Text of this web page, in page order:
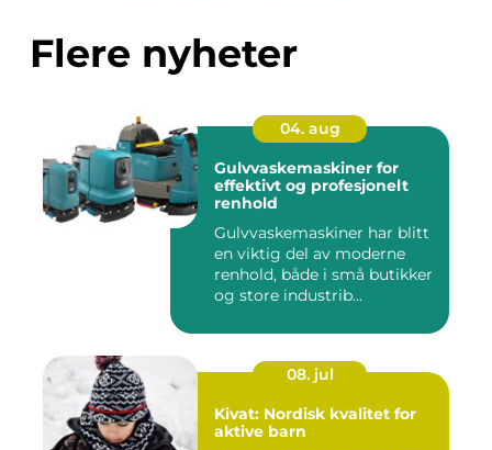
Flere nyheter
04. aug
Gulvvaskemaskiner for
effektivt og profesjonelt
renhold
Gulvvaskemaskiner har blitt
en viktig del av moderne
renhold, både i små butikker
og store industrib...
08. jul
Kivat: Nordisk kvalitet for
aktive barn